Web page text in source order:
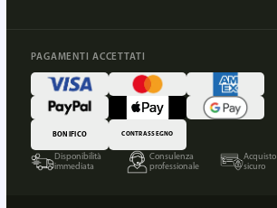
PAGAMENTI ACCETTATI
BONIFICO CONTRASSEGNO
Disponibilità
immediata
Consulenza
professionale
Acquisto
sicuro